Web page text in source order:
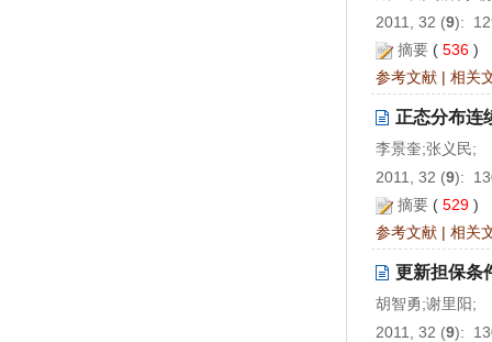
2011, 32 (9):
摘要 ( 536 )
参考文献 | 相关
正态分布连
李景奎;张义民;
2011, 32 (9):
摘要 ( 529 )
参考文献 | 相关
更新担保条
胡智勇;谢里阳;
2011, 32 (9):